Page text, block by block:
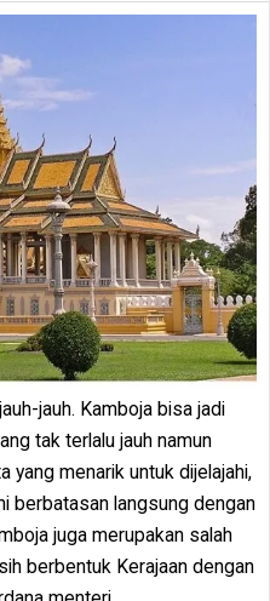
jauh. Kamboja bisa jadi
tak terlalu jauh namun
yang menarik untuk dijelajahi,
berbatasan langsung dengan
juga merupakan salah
berbentuk Kerajaan dengan